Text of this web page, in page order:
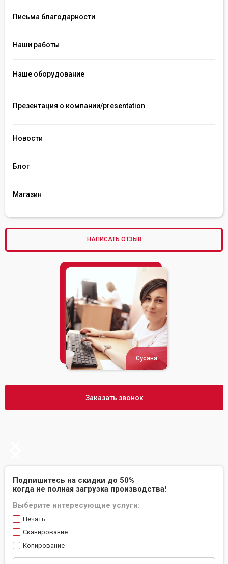
Письма благодарности
Наши работы
Наше оборудование
Презентация о компании/presentation
Новости
Блог
Магазин
НАПИСАТЬ ОТЗЫВ
Сусана
Заказать звонок
Подпишитесь на скидки до 50%
когда не полная загрузка производства!
Выберите интересующие услуги:
Печать
Сканирование
Копирование